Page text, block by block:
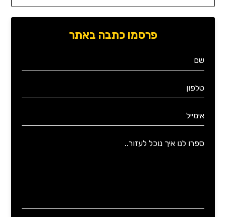
פרסמו כתבה באתר